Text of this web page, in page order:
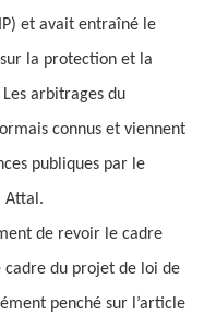
et avait entraîné le
la protection et la
arbitrages du
connus et viennent
publiques par le
Attal.
de revoir le cadre
cadre du projet de loi de
penché sur l’article